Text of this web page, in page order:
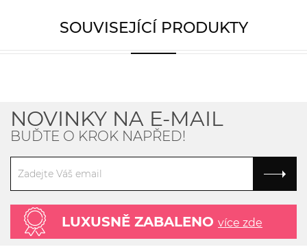
SOUVISEJÍCÍ PRODUKTY
NOVINKY NA E-MAIL
BUĎTE O KROK NAPŘED!
LUXUSNĚ ZABALENO více zde